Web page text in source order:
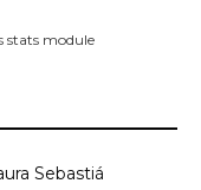
stats module
Sebastiá